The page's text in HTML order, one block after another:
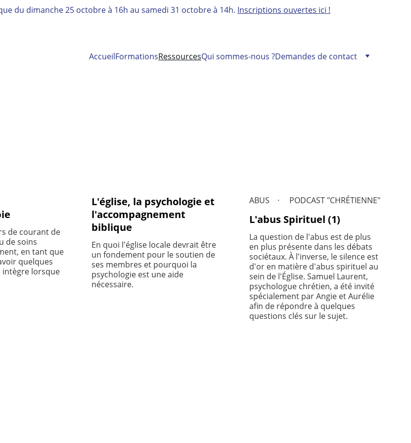
du dimanche 25 octobre à 16h au samedi 31 octobre à 14h. Inscriptions ouvertes ici !
AccueilFormationsRessourcesQui sommes-nous ?Demandes de contact
de courant de
de soins
en tant que
quelques
lorsque
L'église, la psychologie et
l'accompagnement
biblique
En quoi l'église locale devrait être
un fondement pour le soutien de
ses membres et pourquoi la
psychologie est une aide
nécessaire.
ABUS PODCAST "CHRÉTIENNE"
L'abus Spirituel (1)
La question de l'abus est de plus
en plus présente dans les débats
sociétaux. À l'inverse, le silence est
d'or en matière d'abus spirituel au
sein de l'Église. Samuel Laurent,
psychologue chrétien, a été invité
spécialement par Angie et Aurélie
afin de répondre à quelques
questions clés sur le sujet.